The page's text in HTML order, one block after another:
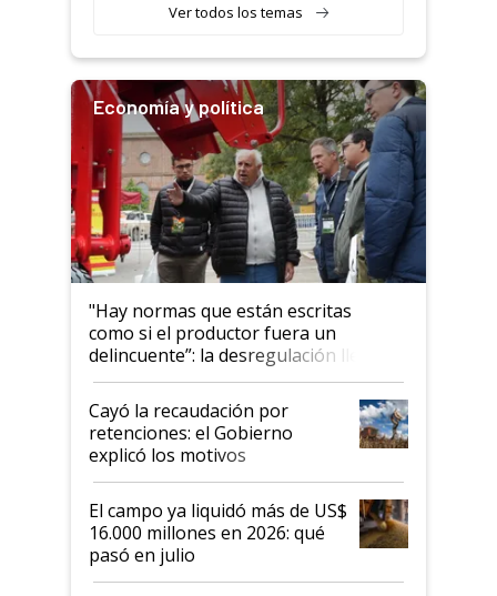
Ver todos los temas
Economía y política
"Hay normas que están escritas
como si el productor fuera un
delincuente”: la desregulación llegó
al Congreso Aapresid y hasta se
habló del financiamiento al IPCVA
Cayó la recaudación por
retenciones: el Gobierno
explicó los motivos
El campo ya liquidó más de US$
16.000 millones en 2026: qué
pasó en julio